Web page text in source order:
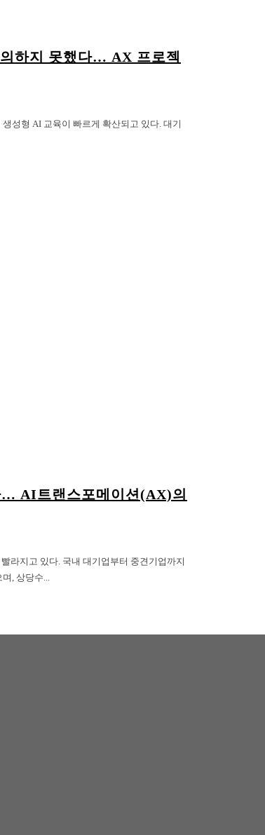
하지 못했다… AX 프로젝
AI트랜스포메이션(AX)의
라지고 있다. 국내 대기업부터 중견기업까지
, 상당수...